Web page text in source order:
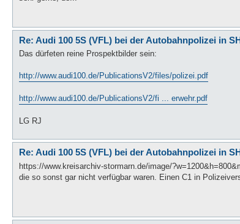
Re: Audi 100 5S (VFL) bei der Autobahnpolizei in
Das dürfeten reine Prospektbilder sein:
http://www.audi100.de/PublicationsV2/files/polizei.pdf
http://www.audi100.de/PublicationsV2/fi ... erwehr.pdf
LG RJ
Re: Audi 100 5S (VFL) bei der Autobahnpolizei in
https://www.kreisarchiv-stormarn.de/image/
die so sonst gar nicht verfügbar waren. Einen C1 in